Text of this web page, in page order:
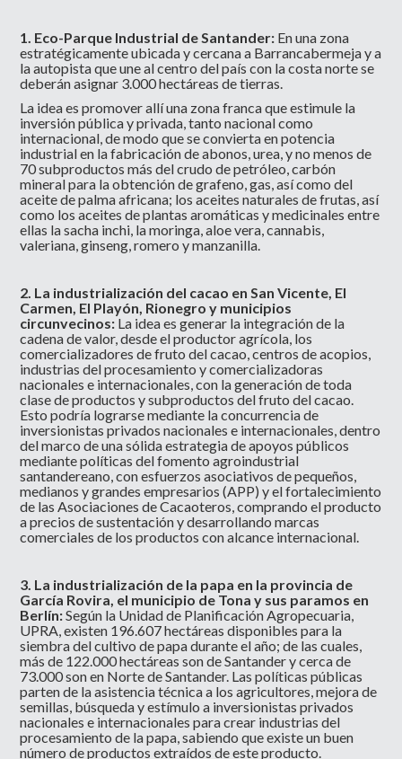
1. Eco-Parque Industrial de Santander: En una zona
estratégicamente ubicada y cercana a Barrancabermeja y a
la autopista que une al centro del país con la costa norte se
deberán asignar 3.000 hectáreas de tierras.
La idea es promover allí una zona franca que estimule la
inversión pública y privada, tanto nacional como
internacional, de modo que se convierta en potencia
industrial en la fabricación de abonos, urea, y no menos de
70 subproductos más del crudo de petróleo, carbón
mineral para la obtención de grafeno, gas, así como del
aceite de palma africana; los aceites naturales de frutas, así
como los aceites de plantas aromáticas y medicinales entre
ellas la sacha inchi, la moringa, aloe vera, cannabis,
valeriana, ginseng, romero y manzanilla.
2. La industrialización del cacao en San Vicente, El
Carmen, El Playón, Rionegro y municipios
circunvecinos: La idea es generar la integración de la
cadena de valor, desde el productor agrícola, los
comercializadores de fruto del cacao, centros de acopios,
industrias del procesamiento y comercializadoras
nacionales e internacionales, con la generación de toda
clase de productos y subproductos del fruto del cacao.
Esto podría lograrse mediante la concurrencia de
inversionistas privados nacionales e internacionales, dentro
del marco de una sólida estrategia de apoyos públicos
mediante políticas del fomento agroindustrial
santandereano, con esfuerzos asociativos de pequeños,
medianos y grandes empresarios (APP) y el fortalecimiento
de las Asociaciones de Cacaoteros, comprando el producto
a precios de sustentación y desarrollando marcas
comerciales de los productos con alcance internacional.
3. La industrialización de la papa en la provincia de
García Rovira, el municipio de Tona y sus paramos en
Berlín:Según la Unidad de Planificación Agropecuaria,
UPRA, existen 196.607 hectáreas disponibles para la
siembra del cultivo de papa durante el año; de las cuales,
más de 122.000 hectáreas son de Santander y cerca de
73.000 son en Norte de Santander. Las políticas públicas
parten de la asistencia técnica a los agricultores, mejora de
semillas, búsqueda y estímulo a inversionistas privados
nacionales e internacionales para crear industrias del
procesamiento de la papa, sabiendo que existe un buen
número de productos extraídos de este producto.